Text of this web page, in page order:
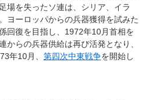
場を失ったソ連は、シリア、イラ
ヨーロッパからの兵器獲得を試みた
回復を目指し、1972年10月首相を
からの兵器供給は再び活発となり、
年10月、 第四次中東戦争を開始し